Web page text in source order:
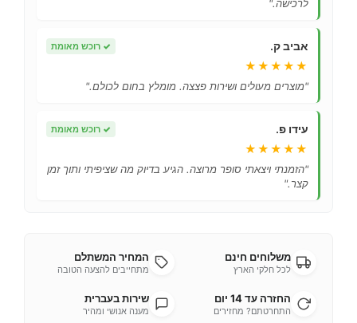
לרכישה."
אביב ק. ✓ רוכש מאומת
★★★★★
"מוצרים מעולים ושירות פצצה. מומלץ בחום לכולם."
עידו פ. ✓ רוכש מאומת
★★★★★
"הזמנתי ויצאתי סופר מרוצה. הגיע בדיוק מה שציפיתי ותוך זמן
קצר."
משלוחים חינם
לכל חלקי הארץ
המחיר המשתלם
מתחייבים להצעה הטובה
החזרה עד 14 יום
התחרטתם? מחזירים
שירות בעברית
מענה אנושי ומהיר